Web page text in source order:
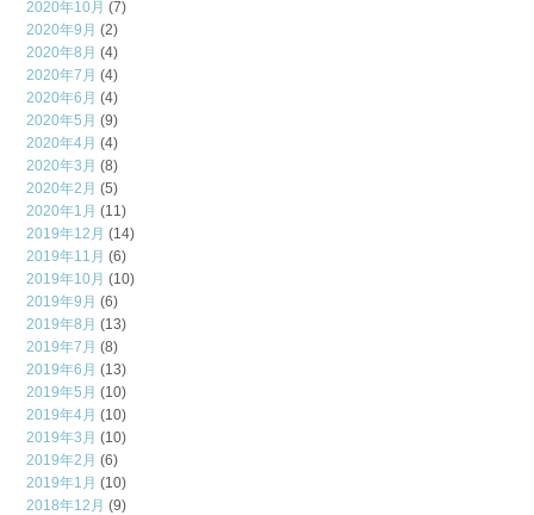
2020年10月 (7)
2020年9月 (2)
2020年8月 (4)
2020年7月 (4)
2020年6月 (4)
2020年5月 (9)
2020年4月 (4)
2020年3月 (8)
2020年2月 (5)
2020年1月 (11)
2019年12月 (14)
2019年11月 (6)
2019年10月 (10)
2019年9月 (6)
2019年8月 (13)
2019年7月 (8)
2019年6月 (13)
2019年5月 (10)
2019年4月 (10)
2019年3月 (10)
2019年2月 (6)
2019年1月 (10)
2018年12月 (9)